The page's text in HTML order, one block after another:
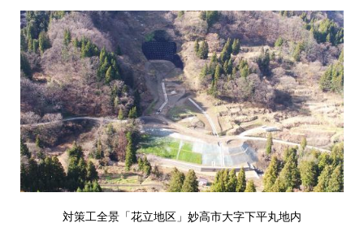
対策工全景「花立地区」妙高市大字下平丸地内